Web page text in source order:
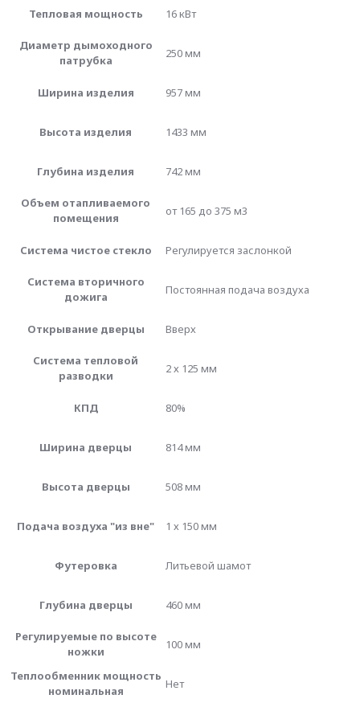
Тепловая мощность 16 кВт
Диаметр дымоходного
патрубка
250 мм
Ширина изделия 957 мм
Высота изделия 1433 мм
Глубина изделия 742 мм
Объем отапливаемого
помещения
от 165 до 375 м3
Система чистое стекло Регулируется заслонкой
Система вторичного
дожига
Постоянная подача воздуха
Открывание дверцы Вверх
Система тепловой
разводки
2 х 125 мм
КПД 80%
Ширина дверцы 814 мм
Высота дверцы 508 мм
Подача воздуха "из вне" 1 х 150 мм
Футеровка Литьевой шамот
Глубина дверцы 460 мм
Регулируемые по высоте
ножки
100 мм
Теплообменник мощность
номинальная
Нет